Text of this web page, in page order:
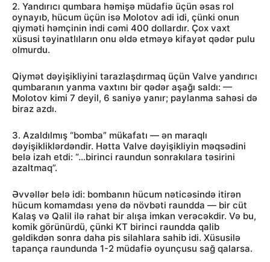
2. Yandırıcı qumbara həmişə müdafiə üçün əsas rol
oynayıb, hücum üçün isə Molotov adi idi, çünki onun
qiyməti həmçinin indi cəmi 400 dollardır. Çox vaxt
xüsusi təyinatlıların onu əldə etməyə kifayət qədər pulu
olmurdu.
Qiymət dəyişikliyini tarazlaşdırmaq üçün Valve yandırıcı
qumbaranın yanma vaxtını bir qədər aşağı saldı: —
Molotov kimi 7 deyil, 6 saniyə yanır; paylanma sahəsi də
biraz azdı.
3. Azaldılmış “bomba” mükafatı — ən maraqlı
dəyişikliklərdəndir. Hətta Valve dəyişikliyin məqsədini
belə izah etdi: “…birinci raundun sonrakılara təsirini
azaltmaq”.
Əvvəllər belə idi: bombanın hücum nəticəsində itirən
hücum komamdası yenə də növbəti raundda — bir cüt
Kalaş və Qalil ilə rahat bir alışa imkan verəcəkdir. Və bu,
komik görünürdü, çünki KT birinci raundda qalib
gəldikdən sonra daha pis silahlara sahib idi. Xüsusilə
tapança raundunda 1-2 müdafiə oyunçusu sağ qalarsa.